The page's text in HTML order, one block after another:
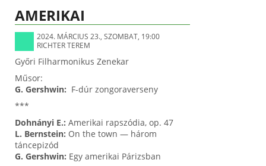
AMERIKAI
2024. MÁRCIUS 23., SZOMBAT, 19:00
RICHTER TEREM
Győri Filharmonikus Zenekar
Műsor:
G. Gershwin: F-dúr zongoraverseny
***
Dohnányi E.: Amerikai rapszódia, op. 47
L. Bernstein: On the town — három
táncepizód
G. Gershwin: Egy amerikai Párizsban